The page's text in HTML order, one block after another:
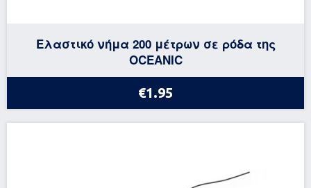
Ελαστικό νήμα 200 μέτρων σε ρόδα της
OCEANIC
€1.95